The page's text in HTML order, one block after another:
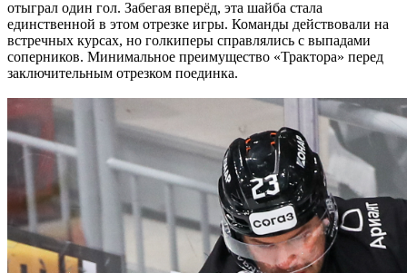
отыграл один гол. Забегая вперёд, эта шайба стала
единственной в этом отрезке игры. Команды действовали на
встречных курсах, но голкиперы справлялись с выпадами
соперников. Минимальное преимущество «Трактора» перед
заключительным отрезком поединка.